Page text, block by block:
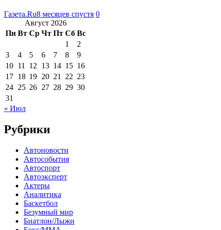
Газета.Ru8 месяцев спустя 0
Август 2026
Пн Вт Ср Чт Пт Сб Вс
1
2
3
4 5 6 7 8
9
10 11 12 13 14 15 16
17 18 19 20 21 22 23
24 25 26 27 28 29 30
31
« Июл
Рубрики
Автоновости
Автособытия
Автоспорт
Автоэксперт
Актеры
Аналитика
Баскетбол
Безумный мир
Биатлон/Лыжи